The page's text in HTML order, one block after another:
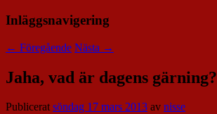
Inläggsnavigering
← Föregående Nästa →
Jaha, vad är dagens gärning?
Publiceratsöndag 17 mars 2013 av nisse